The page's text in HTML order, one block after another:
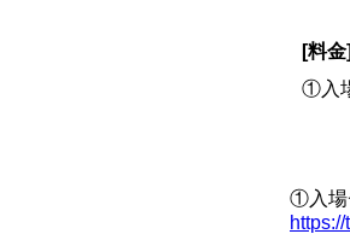
[料金]
①入
①入場